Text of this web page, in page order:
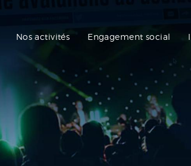
Nos activités Engagement social